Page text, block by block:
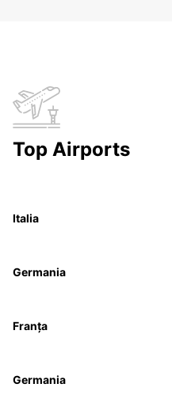
Top Airports
Italia
Germania
Franța
Germania